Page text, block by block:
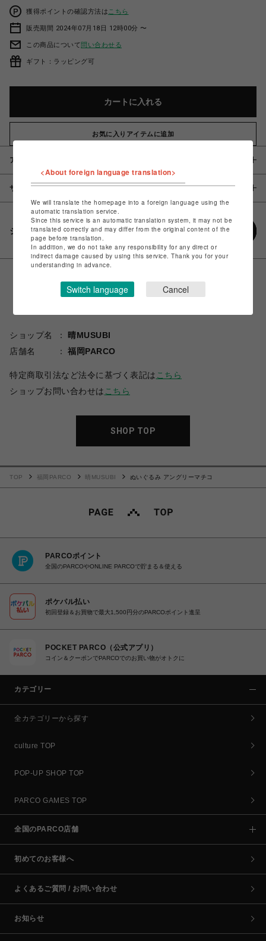
獲得ポイントの確認方法は こちら
販売期間 2024年07月18日 12時00分 〜
この商品について問い合わせる
ギフト：ラッピング可
カートに入れる
お気に入りアイテムに追加
アイテム説明 / 素材
サイズ
シェアする
ショップ名
晴MUSUBI
店舗名
福岡PARCO
特定商取引法など法令に基づく表記は こちら
ショップお問い合わせは こちら
SHOP TOP
TOP 福岡PARCO 晴MUSUBI ぬいぐるみ アングリーマチコ
PARCOポイント
全国のPARCOやONLINE PARCOで貯まる＆使える
ポケパル払い
初回登録＆お買物で最大1,500円分のPARCOポイント進呈
POCKET PARCO（公式アプリ）
コイン＆クーポンでPARCOでのお買い物がオトクに
カテゴリー
全カテゴリーから探す
culture TOP
POP-UP SHOP TOP
PARCO GAMES TOP
全国のPARCO店舗
初めてのお客様へ
よくあるご質問 / お問い合わせ
お知らせ
<About foreign language translation>
We will translate the homepage into a foreign language using the
automatic translation service.
Since this service is an automatic translation system, it may not be
translated correctly and may differ from the original content of the
page before translation.
In addition, we do not take any responsibility for any direct or
indirect damage caused by using this service. Thank you for your
understanding in advance.
Switch language Cancel